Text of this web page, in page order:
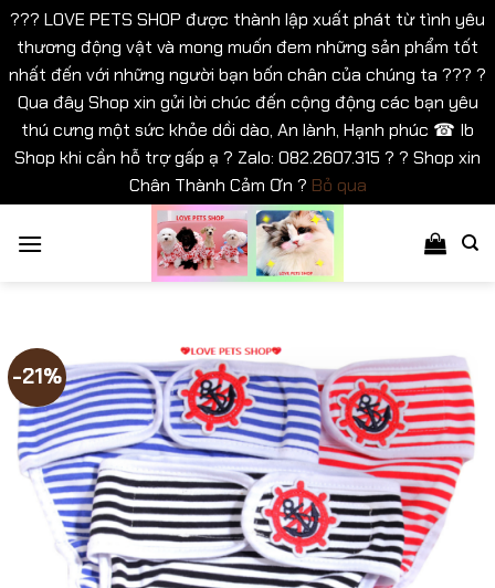
??? LOVE PETS SHOP được thành lập xuất phát từ tình yêu
thương động vật và mong muốn đem những sản phẩm tốt
nhất đến với những người bạn bốn chân của chúng ta ??? ?
Qua đây Shop xin gửi lời chúc đến cộng động các bạn yêu
thú cưng một sức khỏe dồi dào, An lành, Hạnh phúc ☎ Ib
Shop khi cần hỗ trợ gấp ạ ? Zalo: 082.2607.315 ? ? Shop xin
Chân Thành Cảm Ơn ? Bỏ qua
qua
-21%